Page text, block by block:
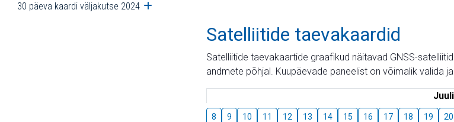
30 päeva kaardi väljakutse 2024 Ava alammenüü
Satelliitide taevakaardid
Satelliitide taevakaartide graafikud näitavad GNSS-
andmete põhjal. Kuupäevade paneelist on võimalik valida
Juuli
8 9 10 11 12 13 14 15 16 17 18 19 20